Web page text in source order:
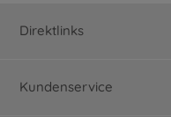
Direktlinks
Kundenservice